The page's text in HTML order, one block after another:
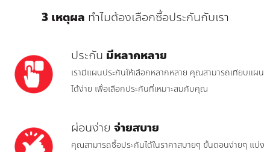
3 เหตุผล ทำไมต้องเลือกซื้อประกันกับเรา
ประกัน มีหลากหลาย
เรามีแผนประกันให้เลือกหลากหลาย คุณสามารถเทียบแผน
ได้ง่าย เพื่อเลือกประกันที่เหมาะสมกับคุณ
ผ่อนง่าย จ่ายสบาย
คุณสามารถซื้อประกันได้ในราคาสบายๆ ขั้นตอนง่ายๆ แบ่ง